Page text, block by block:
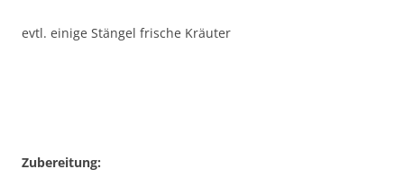
evtl. einige Stängel frische Kräuter
Zubereitung: